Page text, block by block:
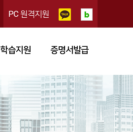
PC 원격지원
학습지원 증명서발급